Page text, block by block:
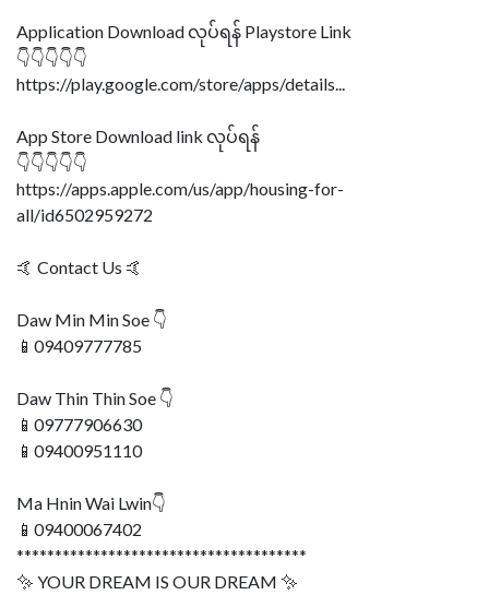
Application Download လုပ်ရန် Playstore Link
👇👇👇👇👇
https://play.google.com/store/apps/details...
App Store Download link လုပ်ရန်
👇👇👇👇👇
https://apps.apple.com/us/app/housing-for-
all/id6502959272
🤙 Contact Us 🤙
‌Daw Min Min Soe 👇
📱09409777785
‌Daw Thin Thin Soe 👇
📱09777906630
📱09400951110
Ma Hnin Wai Lwin👇
📱09400067402
**************************************
✨ YOUR DREAM IS OUR DREAM ✨